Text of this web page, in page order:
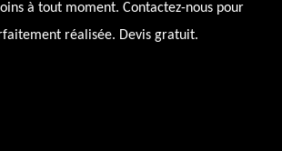
à tout moment. Contactez-nous pour
réalisée. Devis gratuit.